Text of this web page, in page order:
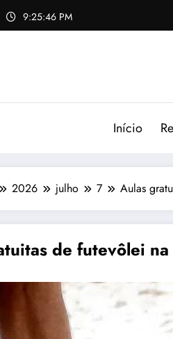
9:25:46 PM
Início
2026 julho 7 Aulas
de futevôlei